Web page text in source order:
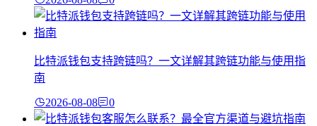
比特派钱包支持跨链吗？一文详解其跨链功能与使用指
南
2026-08-08 0